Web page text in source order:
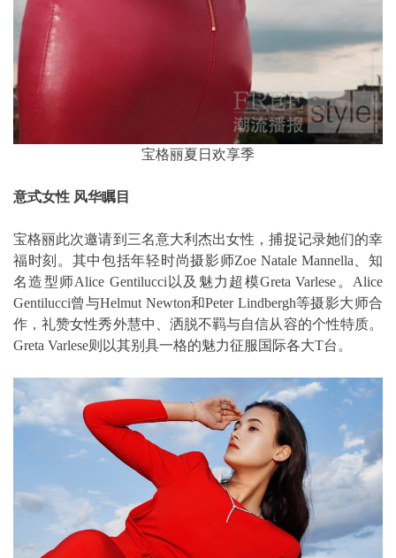
宝格丽夏日欢享季
意式女性 风华瞩目
宝格丽此次邀请到三名意大利杰出女性，捕捉记录她们的幸
福时刻。其中包括年轻时尚摄影师Zoe Natale Mannella、知
名造型师Alice Gentilucci以及魅力超模Greta Varlese。Alice
Gentilucci曾与Helmut Newton和Peter Lindbergh等摄影大师合
作，礼赞女性秀外慧中、洒脱不羁与自信从容的个性特质。
Greta Varlese则以其别具一格的魅力征服国际各大T台。